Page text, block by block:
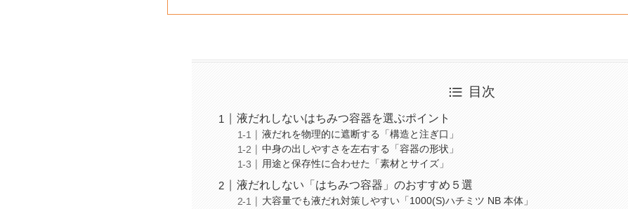
目次
液だれしないはちみつ容器を選ぶポイント
液だれを物理的に遮断する「構造と注ぎ口」
中身の出しやすさを左右する「容器の形状」
用途と保存性に合わせた「素材とサイズ」
液だれしない「はちみつ容器」のおすすめ５選
大容量でも液だれ対策しやすい「1000(S)ハチミツ NB 本体」